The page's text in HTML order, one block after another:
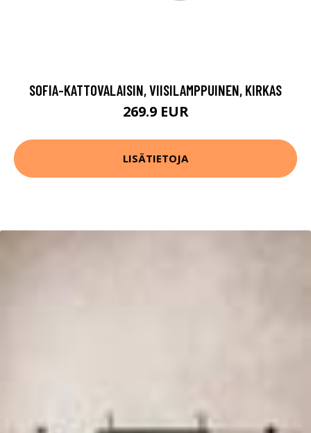
SOFIA-KATTOVALAISIN, VIISILAMPPUINEN, KIRKAS
269.9 EUR
LISÄTIETOJA